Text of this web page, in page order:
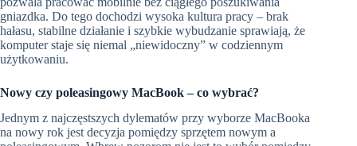
gniazdka. Do tego dochodzi wysoka kultura pracy – brak
hałasu, stabilne działanie i szybkie wybudzanie sprawiają, że
komputer staje się niemal „niewidoczny” w codziennym
użytkowaniu.
Nowy czy poleasingowy MacBook – co wybrać?
Jednym z najczęstszych dylematów przy wyborze MacBooka
na nowy rok jest decyzja pomiędzy sprzętem nowym a